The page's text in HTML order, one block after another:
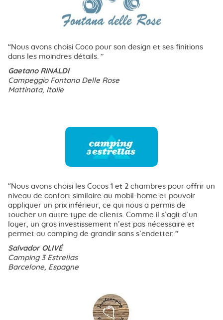
Nous avons choisi Coco pour son design et ses finitions
dans les moindres détails.
Gaetano RINALDI
Campeggio Fontana Delle Rose
Mattinata, Italie
Nous avons choisi les Cocos 1 et 2 chambres pour offrir un
niveau de confort similaire au mobil-home et pouvoir
appliquer un prix inférieur, ce qui nous a permis de
toucher un autre type de clients. Comme il s’agit d’un
loyer, un gros investissement n’est pas nécessaire et
permet au camping de grandir sans s’endetter.
Salvador OLIVÉ
Camping 3 Estrellas
Barcelone, Espagne